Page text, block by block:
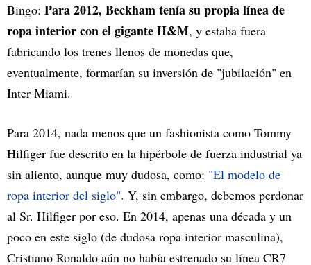
Bingo: Para 2012, Beckham tenía su propia línea de
ropa interior con el gigante H&M, y estaba fuera
fabricando los trenes llenos de monedas que,
eventualmente, formarían su inversión de "jubilación" en
Inter Miami.
Para 2014, nada menos que un fashionista como Tommy
Hilfiger fue descrito en la hipérbole de fuerza industrial ya
sin aliento, aunque muy dudosa, como: "El modelo de
ropa interior del siglo". Y, sin embargo, debemos perdonar
al Sr. Hilfiger por eso. En 2014, apenas una década y un
poco en este siglo (de dudosa ropa interior masculina),
Cristiano Ronaldo aún no había estrenado su línea CR7